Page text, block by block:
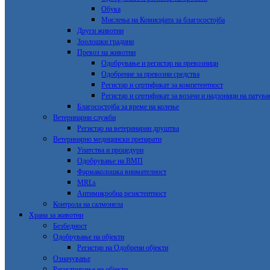
Обука
Мислења на Комисијата за благосостојба
Други животни
Зоолошки градини
Превоз на животни
Одобрување и регистар на превозници
Одобрение за превозни срeдства
Регистар и сертификат за компетентност
Регистар и сертификат за возачи и надзоници на
Благосостојба за време на колење
Ветеринарни служби
Регистар на ветеринарни друштва
Ветеринарно медицински препарати
Упатства и процедури
Одобрување на ВМП
Фармаколошка внимателност
MRLs
Антимикробна резистентност
Контрола на салмонела
Храна за животни
Безбедност
Одобрување на објекти
Регистар на Одобрени објекти
Означување